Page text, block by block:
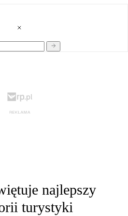
najlepszy
turystyki